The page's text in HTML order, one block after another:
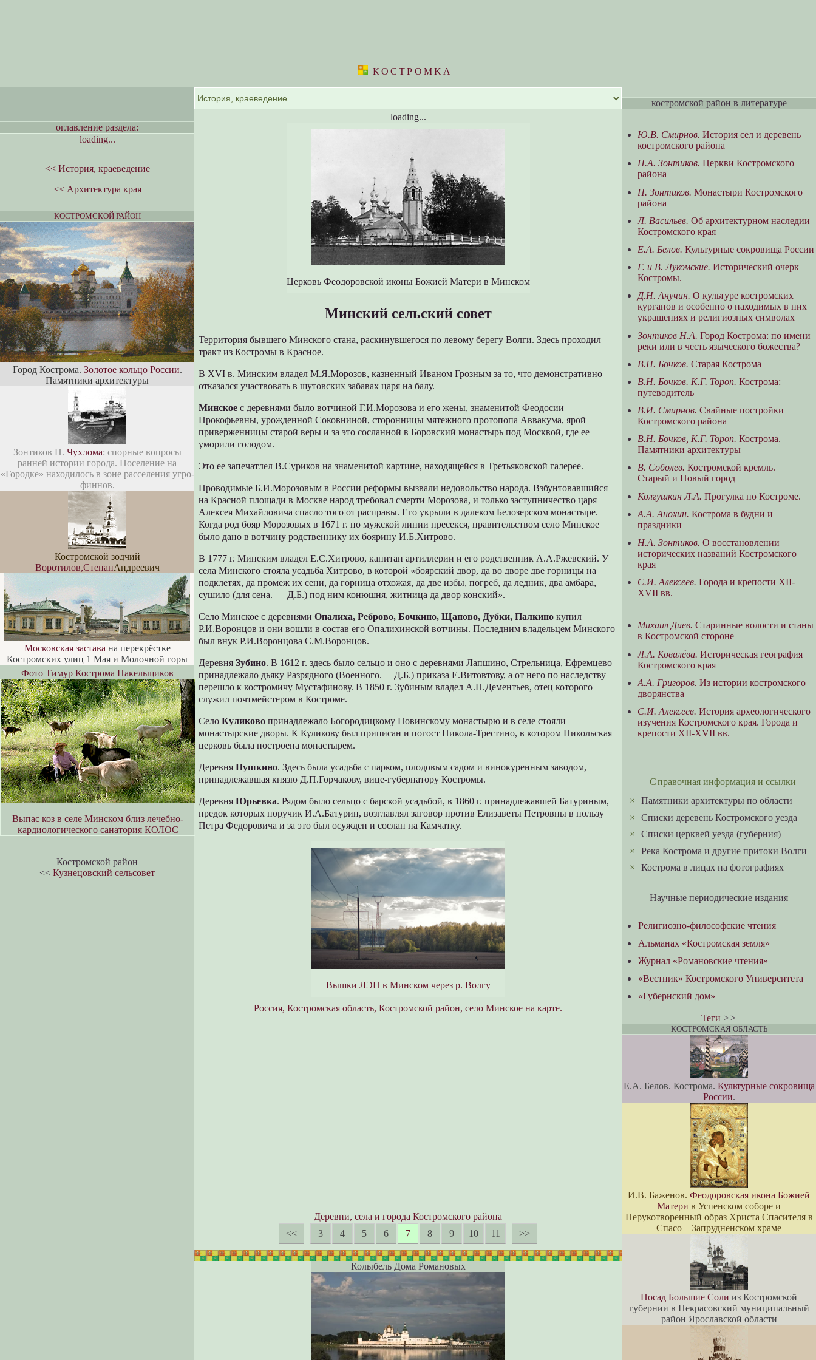
КОСТРОМKА
loading...
Церковь Феодоровской иконы Божией Матери в Минском
Минский сельский совет
Территория бывшего Минского стана, раскинувшегося по левому берегу Волги. Здесь проходил
тракт из Костромы в Красное.
В XVI в. Минским владел М.Я.Морозов, казненный Иваном Грозным за то, что демонстративно
отказался участвовать в шутовских забавах царя на балу.
Минское с деревнями было вотчиной Г.И.Морозова и его жены, знаменитой Феодосии
Прокофьевны, урожденной Соковниной, сторонницы мятежного протопопа Аввакума, ярой
приверженницы старой веры и за это сосланной в Боровский монастырь под Москвой, где ее
уморили голодом.
Это ее запечатлел В.Суриков на знаменитой картине, находящейся в Третьяковской галерее.
Проводимые Б.И.Морозовым в России реформы вызвали недовольство народа. Взбунтовавшийся
на Красной площади в Москве народ требовал смерти Морозова, и только заступничество царя
Алексея Михайловича спасло того от расправы. Его укрыли в далеком Белозерском монастыре.
Когда род бояр Морозовых в 1671 г. по мужской линии пресекся, правительством село Минское
было дано в вотчину родственнику их боярину И.Б.Хитрово.
В 1777 г. Минским владел Е.С.Хитрово, капитан артиллерии и его родственник А.А.Ржевский. У
села Минского стояла усадьба Хитрово, в которой «боярский двор, да во дворе две горницы на
подклетях, да промеж их сени, да горница отхожая, да две избы, погреб, да ледник, два амбара,
сушило (для сена. — Д.Б.) под ним конюшня, житница да двор конский».
Село Минское с деревнямиОпалиха, Реброво, Бочкино, Щапово, Дубки, Палкино купил
Р.И.Воронцов и они вошли в состав его Опалихинской вотчины. Последним владельцем Минского
был внук Р.И.Воронцова С.М.Воронцов.
ДеревняЗубино. В 1612 г. здесь было сельцо и оно с деревнями Лапшино, Стрельница, Ефремцево
принадлежало дьяку Разрядного (Военного.— Д.Б.) приказа Е.Витовтову, а от него по наследству
перешло к костромичу Мустафинову. В 1850 г. Зубиным владел А.Н.Дементьев, отец которого
служил почтмейстером в Костроме.
СелоКуликово принадлежало Богородицкому Новинскому монастырю и в селе стояли
монастырские дворы. К Куликову был приписан и погост Никола-Трестино, в котором Никольская
церковь была построена монастырем.
ДеревняПушкино. Здесь была усадьба с парком, плодовым садом и винокуренным заводом,
принадлежавшая князю Д.П.Горчакову, вице-губернатору Костромы.
ДеревняЮрьевка. Рядом было сельцо с барской усадьбой, в 1860 г. принадлежавшей Батуриным,
предок которых поручик И.А.Батурин, возглавлял заговор против Елизаветы Петровны в пользу
Петра Федоровича и за это был осужден и сослан на Камчатку.
Вышки ЛЭП в Минском через р. Волгу
Россия, Костромская область, Костромской район, село Минское на карте.
Деревни, села и города Костромского района
<<
3 4 5 6 7 8 9 10 11 >>
Колыбель Дома Романовых
оглавление раздела:
loading...
<< История, краеведение
<< Архитектура края
КОСТРОМСКОЙ РАЙОН
Город Кострома. Золотое кольцо России.
Памятники архитектуры
Зонтиков Н. Чухлома: спорные вопросы
ранней истории города. Поселение на
«Городке» находилось в зоне расселения угро-
финнов.
Костромской зодчий
Воротилов,СтепанАндреевич
Московская застава на перекрёстке
Костромских улиц 1 Мая и Молочной горы
Фото Тимур Кострома Пакельщиков
Выпас коз в селе Минском близ лечебно-
кардиологического санатория КОЛОС
Костромской район
<< Кузнецовский сельсовет
костромской район в литературе
Ю.В. Смирнов. История сел и деревень
костромского района
Н.А. Зонтиков. Церкви Костромского
района
Н. Зонтиков. Монастыри Костромского
района
Л. Васильев. Об архитектурном наследии
Костромского края
Е.А. Белов. Культурные сокровища России
Г. и В. Лукомские. Исторический очерк
Костромы.
Д.Н. Анучин. О культуре костромских
курганов и особенно о находимых в них
украшениях и религиозных символах
Зонтиков Н.А. Город Кострома: по имени
реки или в честь языческого божества?
В.Н. Бочков. Старая Кострома
В.Н. Бочков. К.Г. Тороп. Кострома:
путеводитель
В.И. Смирнов. Свайные постройки
Костромского района
В.Н. Бочков, К.Г. Тороп. Кострома.
Памятники архитектуры
В. Соболев. Костромской кремль.
Старый и Новый город
Колгушкин Л.А. Прогулка по Костроме.
А.А. Анохин. Кострома в будни и
праздники
Н.А. Зонтиков. О восстановлении
исторических названий Костромского
края
С.И. Алексеев. Города и крепости XII-
XVII вв.
Михаил Диев. Старинные волости и станы
в Костромской стороне
Л.А. Ковалёва. Историческая география
Костромского края
А.А. Григоров. Из истории костромского
дворянства
С.И. Алексеев. История археологического
изучения Костромского края. Города и
крепости XII-XVII вв.
Справочная информация и ссылки
×Памятники архитектуры по области
×Списки деревень Костромского уезда
×Списки церквей уезда (губерния)
×Река Кострома и другие притоки Волги
×Кострома в лицах на фотографиях
Научные периодические издания
Религиозно-философские чтения
Альманах «Костромская земля»
Журнал «Романовские чтения»
«Вестник» Костромского Университета
«Губернский дом»
Теги >>
КОСТРОМСКАЯ ОБЛАСТЬ
Е.А. Белов. Кострома. Культурные сокровища
России.
И.В. Баженов. Феодоровская икона Божией
Матери в Успенском соборе и
Нерукотворенный образ Христа Спасителя в
Спасо—Запрудненском храме
Посад Большие Соли из Костромской
губернии в Некрасовский муниципальный
район Ярославской области